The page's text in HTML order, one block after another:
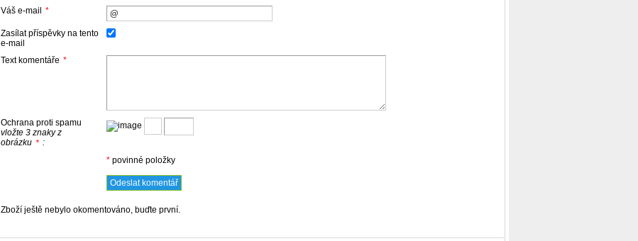
Váš e-mail *
Zasílat příspěvky na tento
e-mail
Text komentáře *
Ochrana proti spamu
vložte 3 znaky z
obrázku * :
* povinné položky
Zboží ještě nebylo okomentováno, buďte první.